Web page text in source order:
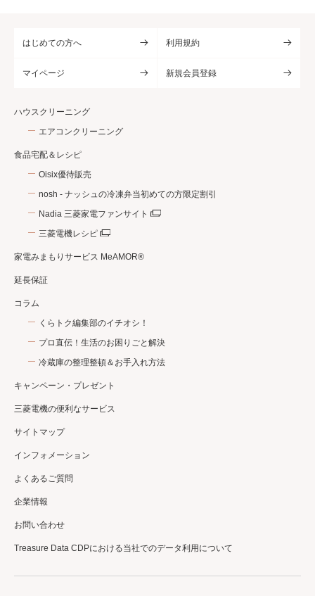
はじめての方へ 利用規約
マイページ 新規会員登録
ハウスクリーニング
エアコンクリーニング
食品宅配＆レシピ
Oisix優待販売
nosh - ナッシュの冷凍弁当初めての方限定割引
Nadia 三菱家電ファンサイト
三菱電機レシピ
家電みまもりサービス MeAMOR®
延長保証
コラム
くらトク編集部のイチオシ！
プロ直伝！生活のお困りごと解決
冷蔵庫の整理整頓＆お手入れ方法
キャンペーン・プレゼント
三菱電機の便利なサービス
サイトマップ
インフォメーション
よくあるご質問
企業情報
お問い合わせ
Treasure Data CDPにおける当社でのデータ利用について